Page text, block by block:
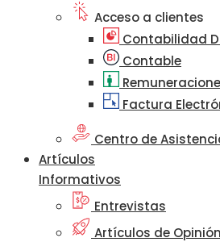
Acceso a clientes
Contabilidad
Contable
Factura
Centro de
Artículos
Informativos
Entrevistas
Artículos de Opinión